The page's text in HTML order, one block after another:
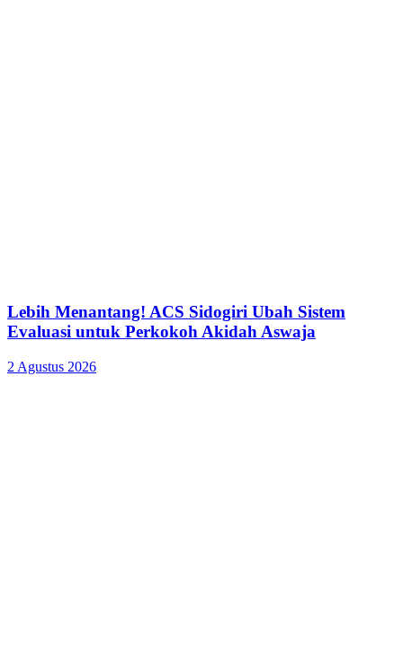
Lebih Menantang! ACS Sidogiri Ubah Sistem
Evaluasi untuk Perkokoh Akidah Aswaja
2 Agustus 2026